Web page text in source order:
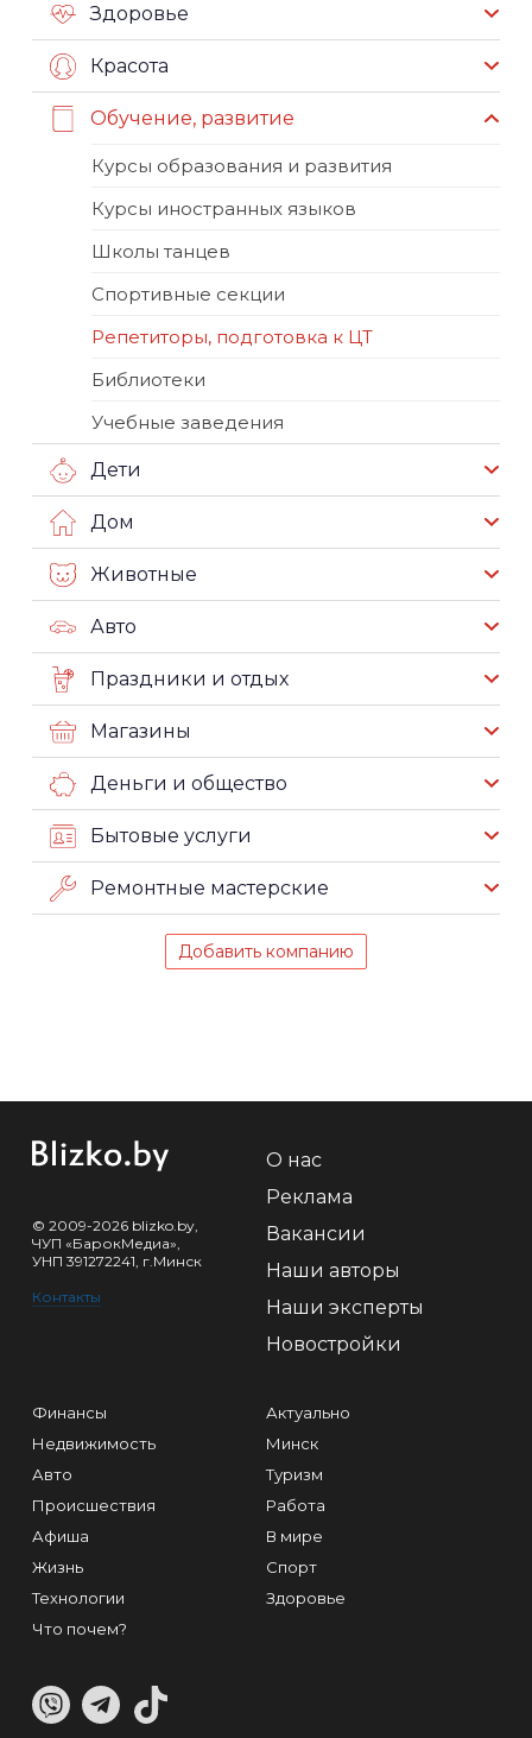
Здоровье
Красота
Обучение, развитие
Курсы образования и развития
Курсы иностранных языков
Школы танцев
Спортивные секции
Репетиторы, подготовка к ЦТ
Библиотеки
Учебные заведения
Дети
Дом
Животные
Авто
Праздники и отдых
Магазины
Деньги и общество
Бытовые услуги
Ремонтные мастерские
Добавить компанию
© 2009-2026 blizko.by,
ЧУП «БарокМедиа»,
УНП 391272241, г.Минск
Контакты
О нас
Реклама
Вакансии
Наши авторы
Наши эксперты
Новостройки
Финансы
Недвижимость
Авто
Происшествия
Афиша
Жизнь
Технологии
Что почем?
Актуально
Минск
Туризм
Работа
В мире
Спорт
Здоровье